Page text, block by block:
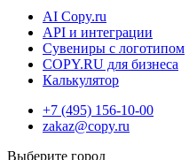
Экспресс-доставка
AI Copy.ru
API и интеграции
Сувениры с логотипом
COPY.RU для бизнеса
Калькулятор
+7 (495) 156-10-00
zakaz@copy.ru